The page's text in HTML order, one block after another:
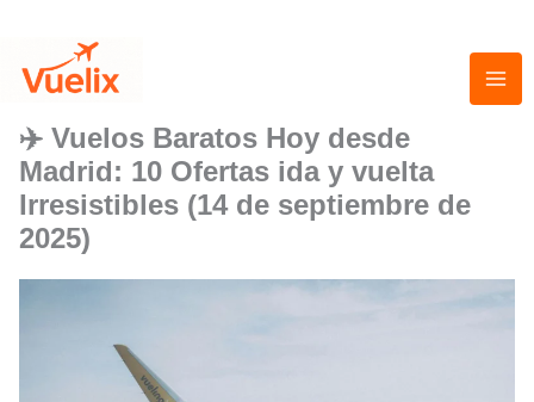
contenido
✈️ Vuelos Baratos Hoy desde
Madrid: 10 Ofertas ida y vuelta
Irresistibles (14 de septiembre de
2025)